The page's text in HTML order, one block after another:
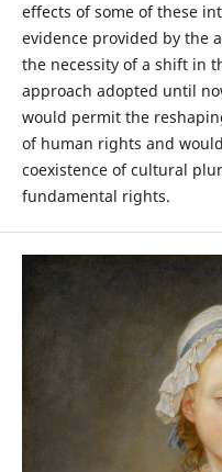
effects of some of these
evidence provided by the
the necessity of a shift in
approach adopted until
would permit the
of human rights and
coexistence of cultural
fundamental rights.